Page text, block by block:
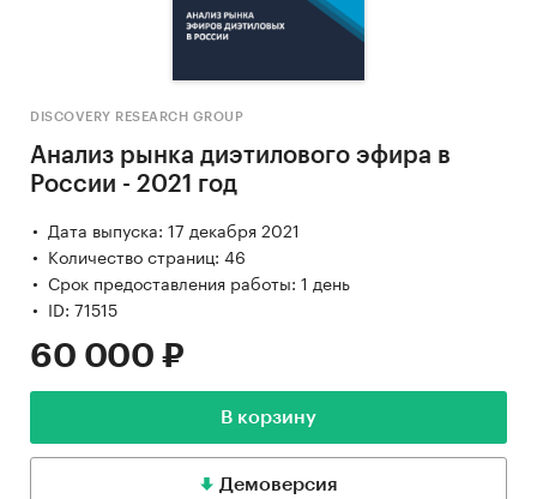
DISCOVERY RESEARCH GROUP
Анализ рынка диэтилового эфира в
России - 2021 год
Дата выпуска: 17 декабря 2021
Количество страниц: 46
Срок предоставления работы: 1 день
ID: 71515
60 000 ₽
В корзину
Демоверсия